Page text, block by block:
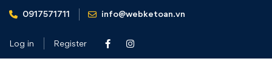
0917571711 info@webketoan.vn
Log in Register
Home
Tin tức - Sự kiện
sau 3 năm ra mắt thị trường